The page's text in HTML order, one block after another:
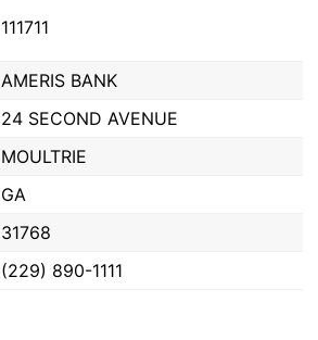
111711
AMERIS BANK
24 SECOND AVENUE
MOULTRIE
GA
31768
(229) 890-1111